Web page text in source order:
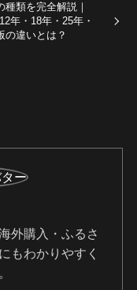
種類を完全解説｜
年・18年・25年・
の違いとは？
外購入・ふるさ
もわかりやすく